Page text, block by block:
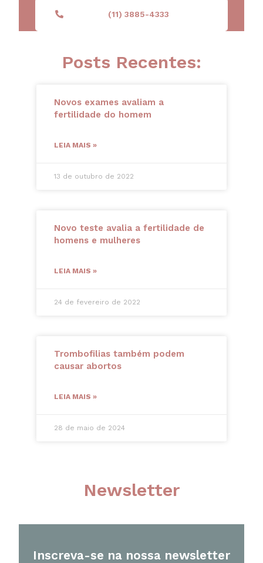
(11) 3885-4333
Posts Recentes:
Novos exames avaliam a
fertilidade do homem
LEIA MAIS »
13 de outubro de 2022
Novo teste avalia a fertilidade de
homens e mulheres
LEIA MAIS »
24 de fevereiro de 2022
Trombofilias também podem
causar abortos
LEIA MAIS »
28 de maio de 2024
Newsletter
Inscreva-se na nossa newsletter